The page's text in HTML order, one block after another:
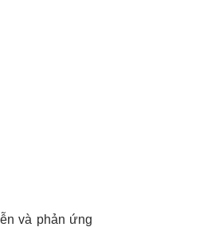
và phản ứng